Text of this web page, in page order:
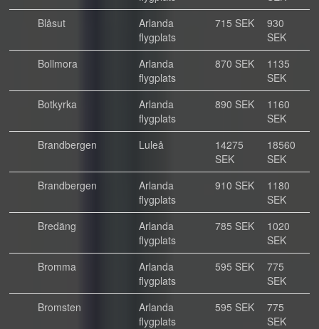
Blåsut
Arlanda
flygplats
715 SEK
930
SEK
Bollmora
Arlanda
flygplats
870 SEK
1135
SEK
Botkyrka
Arlanda
flygplats
890 SEK
1160
SEK
Brandbergen
Luleå
14275
SEK
18560
SEK
Brandbergen
Arlanda
flygplats
910 SEK
1180
SEK
Bredäng
Arlanda
flygplats
785 SEK
1020
SEK
Bromma
Arlanda
flygplats
595 SEK
775
SEK
Bromsten
Arlanda
flygplats
595 SEK
775
SEK